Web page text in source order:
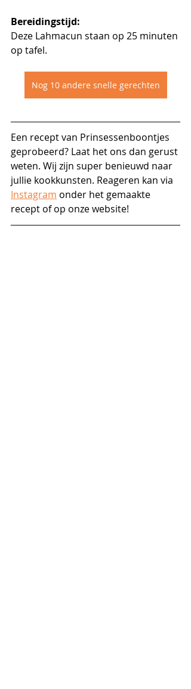
Bereidingstijd:
Deze Lahmacun staan op 25 minuten
op tafel.
Nog 10 andere snelle gerechten
Een recept van Prinsessenboontjes
geprobeerd? Laat het ons dan gerust
weten. Wij zijn super benieuwd naar
jullie kookkunsten. Reageren kan via
Instagram onder het gemaakte
recept of op onze website!